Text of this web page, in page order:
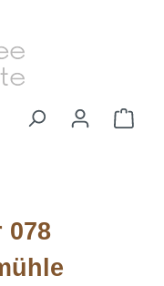
078